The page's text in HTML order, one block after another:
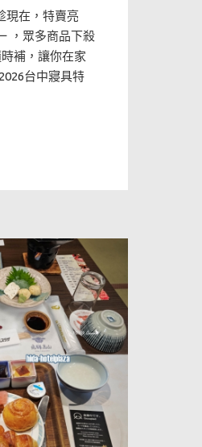
現在，特賣亮
，眾多商品下殺
補，讓你在家
台中寢具特